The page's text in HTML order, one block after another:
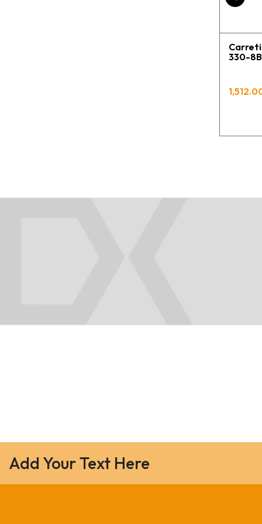
330-8B
Add Your Text Here